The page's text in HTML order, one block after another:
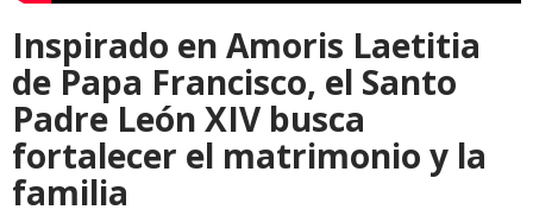
Inspirado en Amoris Laetitia
de Papa Francisco, el Santo
Padre León XIV busca
fortalecer el matrimonio y la
familia